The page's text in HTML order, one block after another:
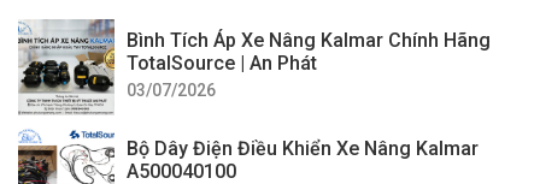
Bình Tích Áp Xe Nâng Kalmar Chính Hãng
TotalSource | An Phát
03/07/2026
Bộ Dây Điện Điều Khiển Xe Nâng Kalmar
A500040100